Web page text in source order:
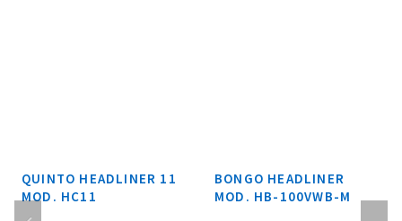
QUINTO HEADLINER 11
MOD. HC11
BONGO HEADLINER
MOD. HB-100VWB-M